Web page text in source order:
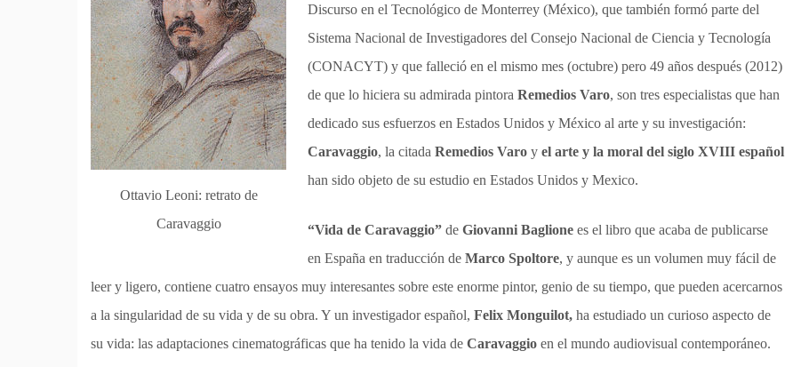
Ottavio Leoni: retrato de
Caravaggio
Discurso en el Tecnológico de Monterrey (México), que también formó parte del
Sistema Nacional de Investigadores del Consejo Nacional de Ciencia y Tecnología
(CONACYT) y que falleció en el mismo mes (octubre) pero 49 años después (2012)
de que lo hiciera su admirada pintora Remedios Varo, son tres especialistas que han
dedicado sus esfuerzos en Estados Unidos y México al arte y su investigación:
Caravaggio, la citada Remedios Varo y el arte y la moral del siglo XVIII español
han sido objeto de su estudio en Estados Unidos y Mexico.
“Vida de Caravaggio” de Giovanni Baglione es el libro que acaba de publicarse
en España en traducción de Marco Spoltore, y aunque es un volumen muy fácil de
leer y ligero, contiene cuatro ensayos muy interesantes sobre este enorme pintor, genio de su tiempo, que pueden acercarnos
a la singularidad de su vida y de su obra. Y un investigador español, Felix Monguilot, ha estudiado un curioso aspecto de
su vida: las adaptaciones cinematográficas que ha tenido la vida de Caravaggio en el mundo audiovisual contemporáneo.